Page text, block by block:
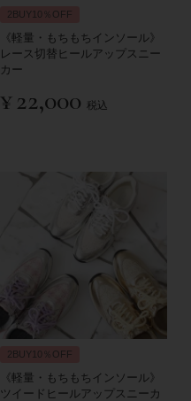
2BUY10％OFF
《軽量・もちもちインソール》
レース切替ヒールアップスニー
カー
¥22,000 税込
2BUY10％OFF
《軽量・もちもちインソール》
ツイードヒールアップスニーカ